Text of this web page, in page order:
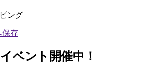
ング
ベント開催中！